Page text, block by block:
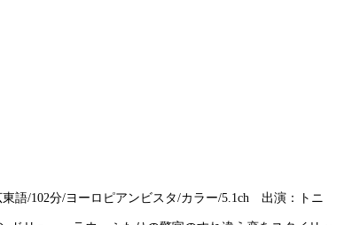
語/102分/ヨーロピアンビスタ/カラー/5.1ch 出演：トニ